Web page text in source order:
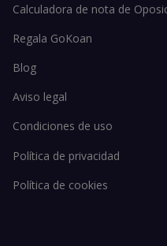
Calculadora de nota de
Regala GoKoan
Blog
Aviso legal
Condiciones de uso
Política de privacidad
Política de cookies